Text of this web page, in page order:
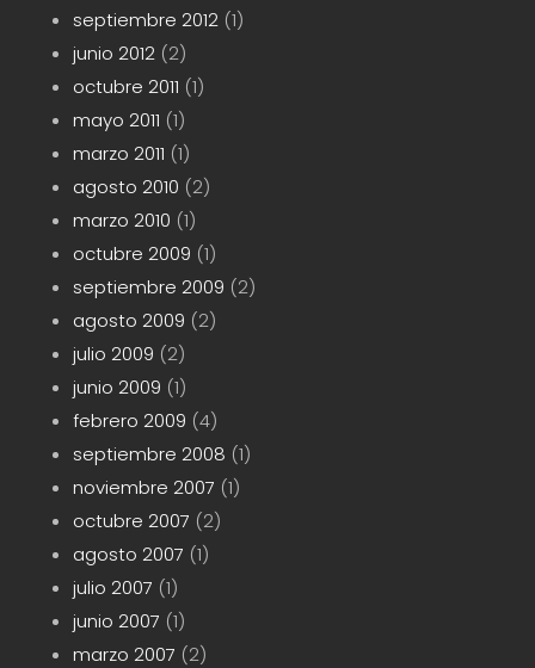
septiembre 2012(1)
junio 2012(2)
octubre 2011 (1)
mayo 2011 (1)
marzo 2011 (1)
agosto 2010 (2)
marzo 2010 (1)
octubre 2009 (1)
septiembre 2009 (2)
agosto 2009 (2)
julio 2009 (2)
junio 2009 (1)
febrero 2009 (4)
septiembre 2008 (1)
noviembre 2007 (1)
octubre 2007 (2)
agosto 2007 (1)
julio 2007 (1)
junio 2007 (1)
marzo 2007 (2)